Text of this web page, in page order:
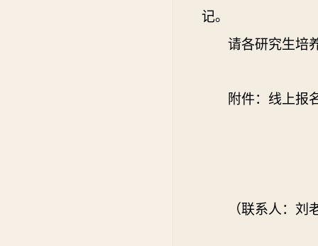
记。
请各研究生培
附件： 线上报
（联系人：刘